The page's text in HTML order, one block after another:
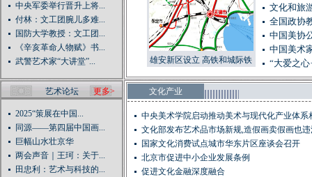
中央军委举行晋升上将...
付林：文工团腕儿多难...
国防大学教授：文工团...
《辛亥革命人物赋》书...
武警艺术家“大讲堂”...
雄安新区设立 高铁和城际铁
文化和旅
全国政协
中国美协
中国美术
“大爱之
艺术论坛 更多>
2025“策展在中国...
同源——第四届中国画...
巨幅山水壮京华
两会声音｜王珂：关于...
田忠利：艺术与科技的...
文化产业
中央美术学院启动推动美术与现代化产业体系
动...文化部发布艺术品市场新规,造假画卖假画也
国家文化消费试点城市华东片区座谈会召开
北京市促进中小企业发展条例
促进文化金融深度融合